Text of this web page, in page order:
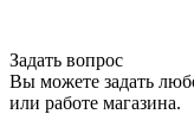
Задать вопрос
Вы можете задать
или работе магазина.